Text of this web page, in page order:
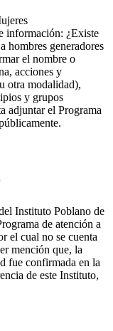
información: ¿Existe
hombres generadores
el nombre o
acciones y
otra modalidad),
y grupos
adjuntar el Programa
Instituto Poblano de
de atención a
el cual no se cuenta
mención que, la
fue confirmada en la
de este Instituto,